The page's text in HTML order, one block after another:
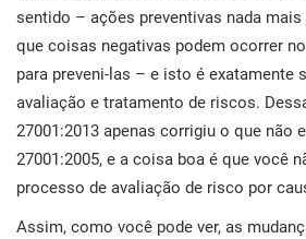
sentido – ações preventivas nada
que coisas negativas podem ocorrer
para preveni-las – e isto é exatamente
avaliação e tratamento de riscos.
27001:2013 apenas corrigiu o que não
27001:2005, e a coisa boa é que você
processo de avaliação de risco por
Assim, como você pode ver, as